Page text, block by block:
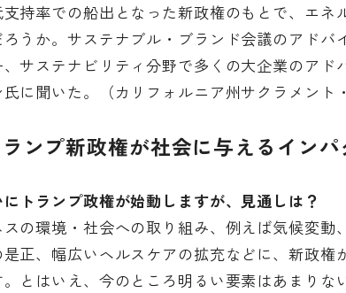
支持率での船出となった新政権のもとで、エネ
ろうか。サステナブル・ブランド会議のアド
サステナビリティ分野で多くの大企業のアド
氏に聞いた。（カリフォルニア州サクラメント・
ランプ新政権が社会に与えるインパ
トランプ政権が始動しますが、見通しは？
スの環境・社会への取り組み、例えば気候変
是正、幅広いヘルスケアの拡充などに、新政権
とはいえ、今のところ明るい要素はあまりな